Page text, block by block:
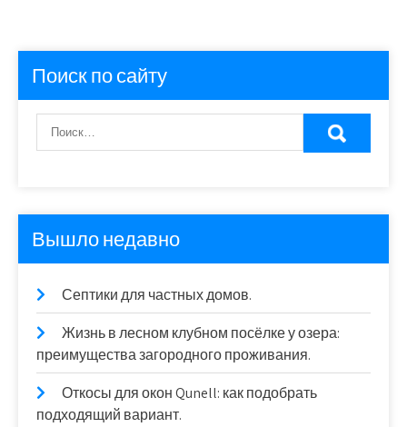
Поиск по сайту
Вышло недавно
Септики для частных домов.
Жизнь в лесном клубном посёлке у озера:
преимущества загородного проживания.
Откосы для окон Qunell: как подобрать
подходящий вариант.